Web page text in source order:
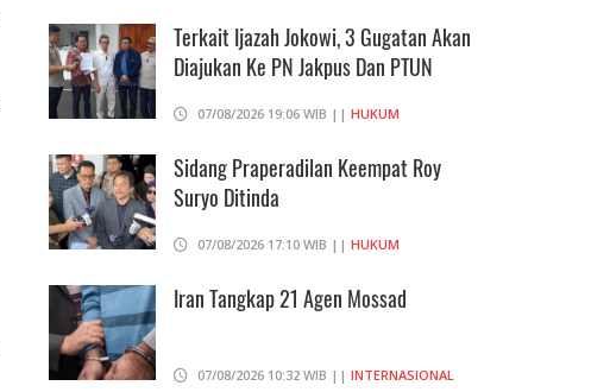
Terkait Ijazah Jokowi, 3 Gugatan Akan
Diajukan Ke PN Jakpus Dan PTUN
07/08/2026 19:06 WIB || HUKUM
Sidang Praperadilan Keempat Roy
Suryo Ditinda
07/08/2026 17:10 WIB || HUKUM
Iran Tangkap 21 Agen Mossad
07/08/2026 10:32 WIB || INTERNASIONAL